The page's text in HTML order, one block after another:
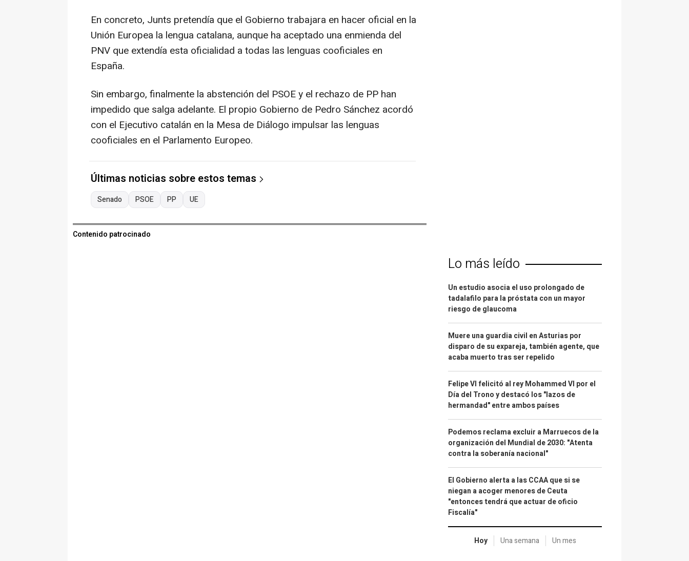
En concreto, Junts pretendía que el Gobierno trabajara en hacer oficial en la
Unión Europea la lengua catalana, aunque ha aceptado una enmienda del
PNV que extendía esta oficialidad a todas las lenguas cooficiales en
España.
Sin embargo, finalmente la abstención del PSOE y el rechazo de PP han
impedido que salga adelante. El propio Gobierno de Pedro Sánchez acordó
con el Ejecutivo catalán en la Mesa de Diálogo impulsar las lenguas
cooficiales en el Parlamento Europeo.
Últimas noticias sobre estos temas
Senado PSOE PP UE
Contenido patrocinado
Lo más leído
Un estudio asocia el uso prolongado de
tadalafilo para la próstata con un mayor
riesgo de glaucoma
Muere una guardia civil en Asturias por
disparo de su expareja, también agente, que
acaba muerto tras ser repelido
Felipe VI felicitó al rey Mohammed VI por el
Día del Trono y destacó los "lazos de
hermandad" entre ambos países
Podemos reclama excluir a Marruecos de la
organización del Mundial de 2030: "Atenta
contra la soberanía nacional"
El Gobierno alerta a las CCAA que si se
niegan a acoger menores de Ceuta
"entonces tendrá que actuar de oficio
Fiscalía"
Hoy Una semana Un mes